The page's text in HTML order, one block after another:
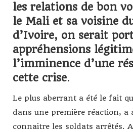
les relations de bon
le Mali et sa voisine
d’Ivoire, on serait
appréhensions
l’imminence d’une
cette crise.
Le plus aberrant a été le fait
dans une première réaction, a
connaitre les soldats arrêtés.